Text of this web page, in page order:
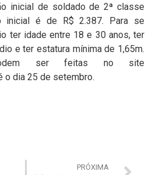
inicial de soldado de 2ª classe
inicial é de R$ 2.387. Para se
ter idade entre 18 e 30 anos, ter
e ter estatura mínima de 1,65m.
ser feitas no site
o dia 25 de setembro.
PRÓXIMA